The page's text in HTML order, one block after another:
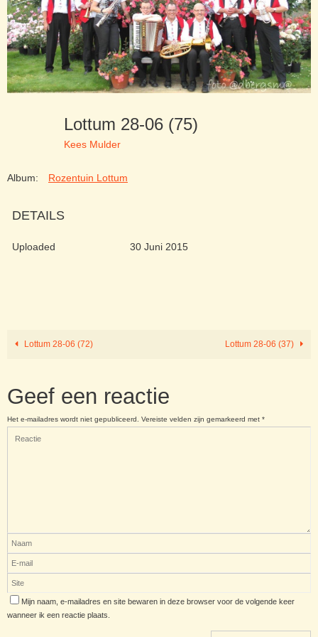
Lottum 28-06 (75)
Kees Mulder
Album: Rozentuin Lottum
DETAILS
Uploaded 30 Juni 2015
Lottum 28-06 (72) Lottum 28-06 (37)
Geef een reactie
Het e-mailadres wordt niet gepubliceerd. Vereiste velden zijn gemarkeerd met *
Mijn naam, e-mailadres en site bewaren in deze browser voor de volgende keer
wanneer ik een reactie plaats.